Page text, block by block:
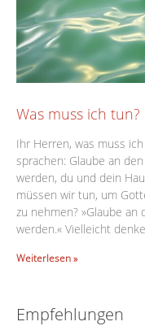
Was muss ich tun?
Ihr Herren, was muss
sprachen: Glaube an
werden, du und dein
müssen wir tun, um
zu nehmen? »Glaube
werden.« Vielleicht
Weiterlesen »
Empfehlungen